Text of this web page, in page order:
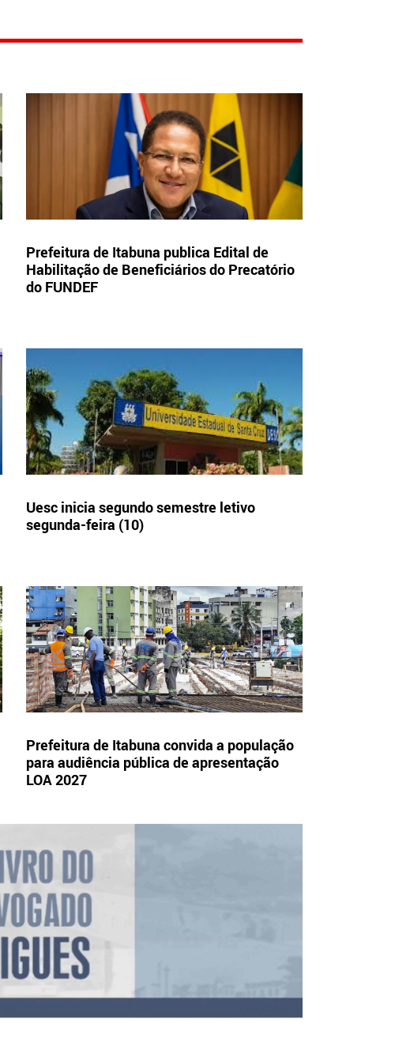
Prefeitura de Itabuna publica Edital de
Habilitação de Beneficiários do Precatório
do FUNDEF
Uesc inicia segundo semestre letivo
segunda-feira (10)
Prefeitura de Itabuna convida a população
para audiência pública de apresentação
LOA 2027